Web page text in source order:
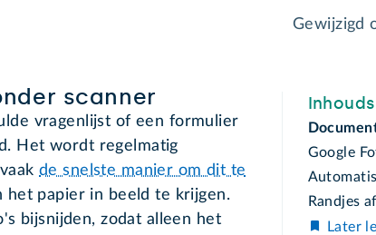
Gewijzigd
scanner
vragenlijst of een formulier
Het wordt regelmatig
de snelste manier om dit te
het papier in beeld te krijgen.
bijsnijden, zodat alleen het
Google
Randjes
Later